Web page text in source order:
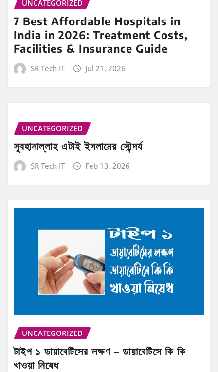
UNCATEGORIZED
7 Best Affordable Hospitals in
India in 2026: Treatment Costs,
Facilities & Insurance Guide
SR Tech IT Jul 21, 2026
UNCATEGORIZED
সুবহানাল্লাহ এটাই ইসলামের সৌন্দর্য
SR Tech IT Feb 13, 2026
UNCATEGORIZED
টাইপ ১ ডায়াবেটিসের লক্ষণ – ডায়াবেটিসে কি কি
খাওয়া নিষেধ